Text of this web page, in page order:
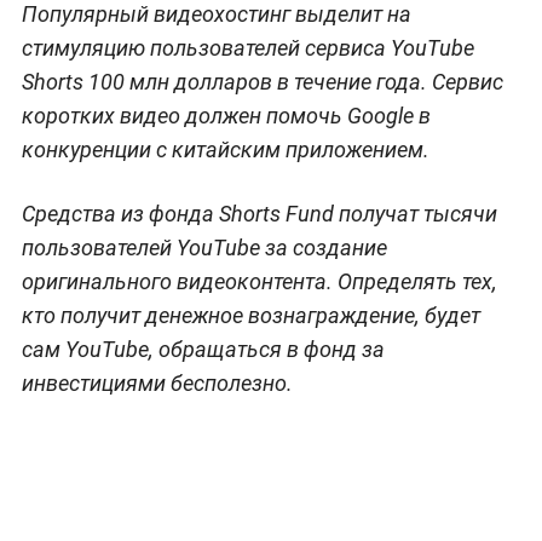
Популярный видеохостинг выделит на
стимуляцию пользователей сервиса YouTube
Shorts 100 млн долларов в течение года. Сервис
коротких видео должен помочь Google в
конкуренции с китайским приложением.
Средства из фонда Shorts Fund получат тысячи
пользователей YouTube за создание
оригинального видеоконтента. Определять тех,
кто получит денежное вознаграждение, будет
сам YouTube, обращаться в фонд за
инвестициями бесполезно.